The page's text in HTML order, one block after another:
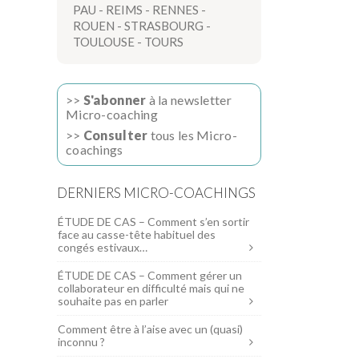
PAU - REIMS - RENNES -
ROUEN - STRASBOURG -
TOULOUSE - TOURS
>> S'abonner à la newsletter
Micro-coaching
>> Consulter tous les Micro-
coachings
DERNIERS MICRO-COACHINGS
ÉTUDE DE CAS – Comment s’en sortir
face au casse-tête habituel des
congés estivaux…
ÉTUDE DE CAS – Comment gérer un
collaborateur en difficulté mais qui ne
souhaite pas en parler
Comment être à l’aise avec un (quasi)
inconnu ?